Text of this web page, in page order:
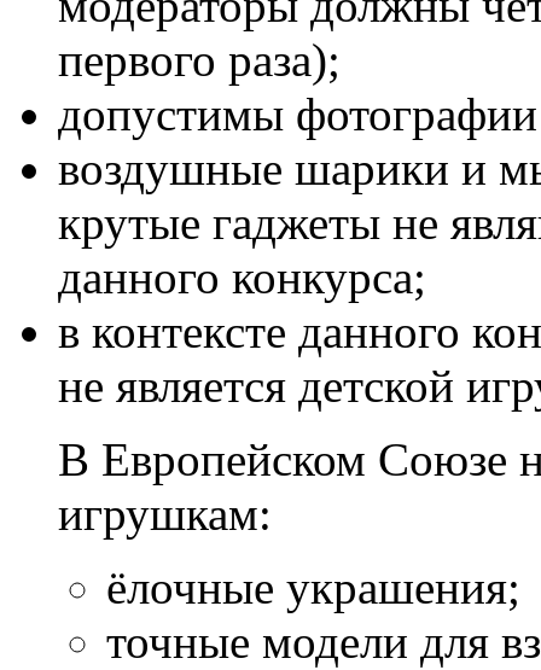
первого раза);
допустимы
воздушные шарики и
крутые гаджеты не
данного конкурса;
в контексте данного
не является детской
В Европейском Союзе
игрушкам:
ёлочные украшения;
точные модели для